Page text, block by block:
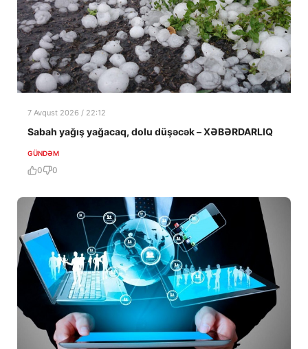
7 Avqust 2026 / 22:12
Sabah yağış yağacaq, dolu düşəcək – XƏBƏRDARLIQ
GÜNDƏM
0 0